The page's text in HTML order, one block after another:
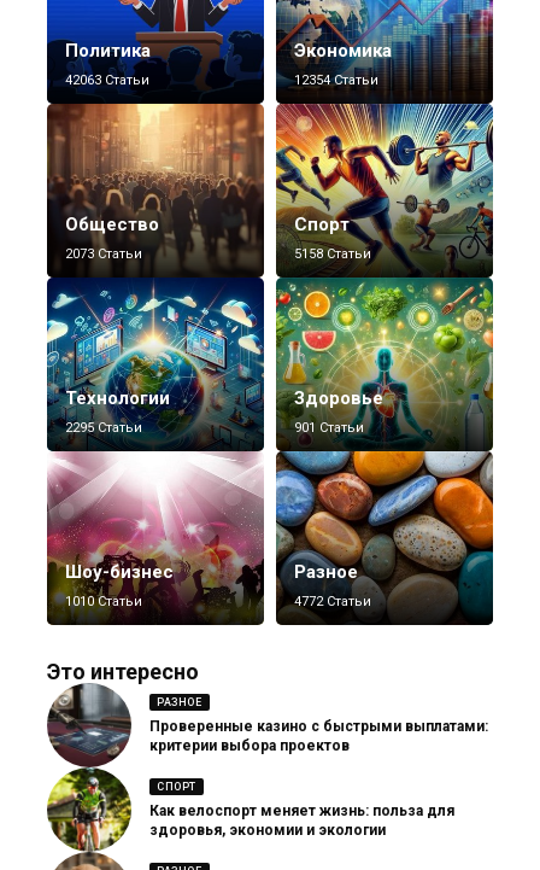
Политика
42063 Статьи
Экономика
12354 Статьи
Общество
2073 Статьи
Спорт
5158 Статьи
Технологии
2295 Статьи
Здоровье
901 Статьи
Шоу-бизнес
1010 Статьи
Разное
4772 Статьи
Это интересно
РАЗНОЕ
Проверенные казино с быстрыми выплатами:
критерии выбора проектов
СПОРТ
Как велоспорт меняет жизнь: польза для
здоровья, экономии и экологии